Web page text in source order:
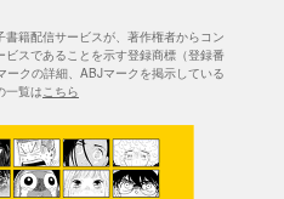
籍配信サービスが、著作権者からコン
スであることを示す登録商標（登録番
クの詳細、ABJマークを掲示している
一覧はこちら